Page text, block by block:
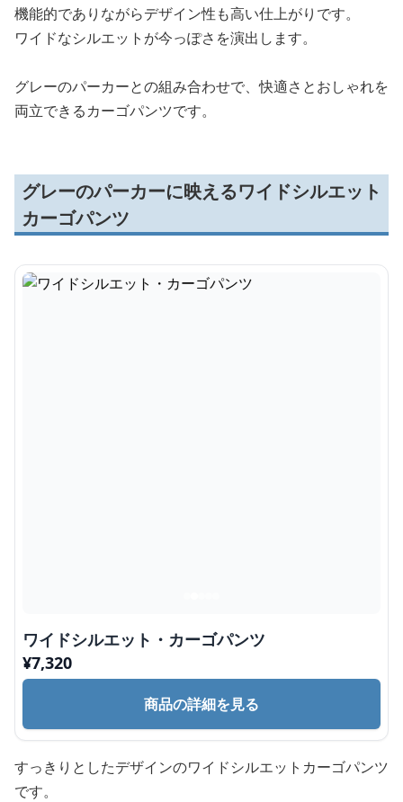
機能的でありながらデザイン性も高い仕上がりです。
ワイドなシルエットが今っぽさを演出します。
グレーのパーカーとの組み合わせで、快適さとおしゃれを
両立できるカーゴパンツです。
グレーのパーカーに映えるワイドシルエット
カーゴパンツ
ワイドシルエット・カーゴパンツ
¥7,320
商品の詳細を見る
すっきりとしたデザインのワイドシルエットカーゴパンツ
です。